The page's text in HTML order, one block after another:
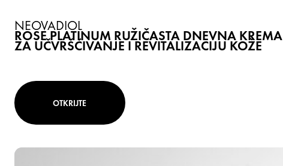
NEOVADIOL
ROSE PLATINUM RUŽIČASTA DNEVNA KREMA
ZA UČVRŠĆIVANJE I REVITALIZACIJU KOŽE
OTKRIJTE